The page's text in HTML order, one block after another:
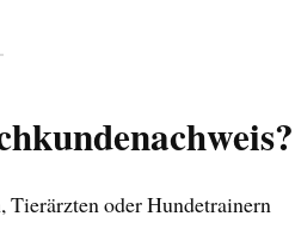
Tierärzten oder Hundetrainern